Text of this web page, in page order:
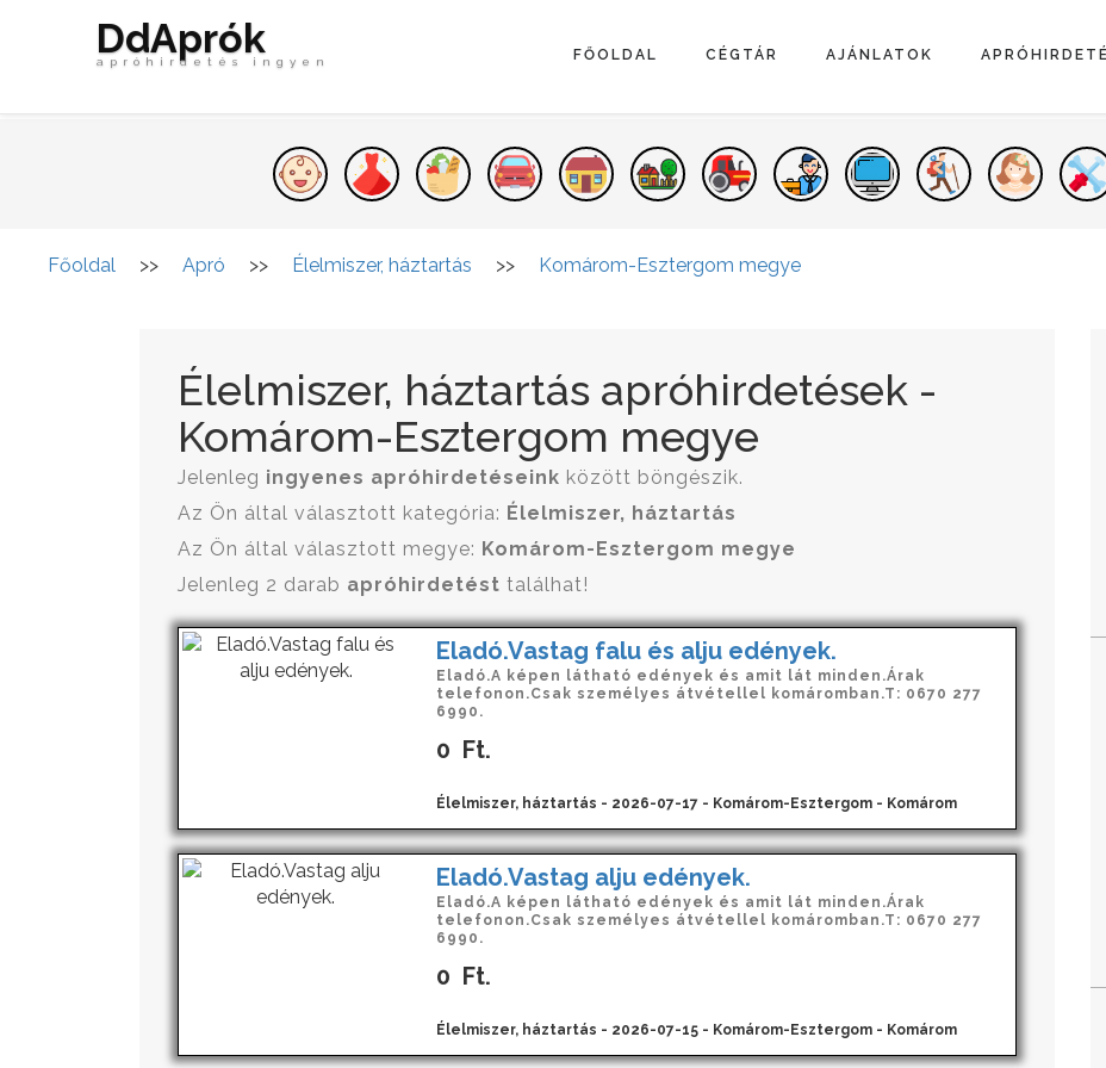
DdAprók
apróhirdetés ingyen FŐOLDAL CÉGTÁR AJÁNLATOK
Főoldal >> Apró >> Élelmiszer, háztartás >> Komárom-Esztergom megye
Élelmiszer, háztartás apróhirdetések -
Komárom-Esztergom megye
Jelenleg ingyenes apróhirdetéseink között böngészik.
Az Ön által választott kategória: Élelmiszer, háztartás
Az Ön által választott megye: Komárom-Esztergom megye
Jelenleg 2 darab apróhirdetést találhat!
Eladó.Vastag falu és alju edények.
Eladó.A képen látható edények és amit lát minden.Árak
telefonon.Csak személyes átvétellel komáromban.T: 0670 277
6990.
0 Ft.
Élelmiszer, háztartás - 2026-07-17 - Komárom-Esztergom - Komárom
Eladó.Vastag alju edények.
Eladó.A képen látható edények és amit lát minden.Árak
telefonon.Csak személyes átvétellel komáromban.T: 0670 277
6990.
0 Ft.
Élelmiszer, háztartás - 2026-07-15 - Komárom-Esztergom - Komárom